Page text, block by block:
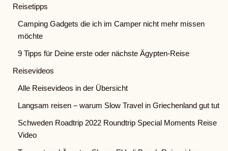
Reisetipps
Camping Gadgets die ich im Camper nicht mehr missen
möchte
9 Tipps für Deine erste oder nächste Ägypten-Reise
Reisevideos
Alle Reisevideos in der Übersicht
Langsam reisen – warum Slow Travel in Griechenland gut tut
Schweden Roadtrip 2022 Roundtrip Special Moments Reise
Video